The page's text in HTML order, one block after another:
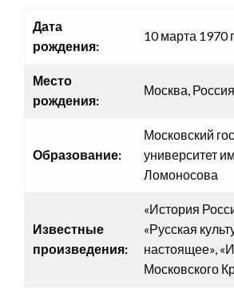
Дата
рождения:
10 марта 1970
Место
рождения:
Москва, Россия
Образование:
Московский
университет
Ломоносова
Известные
произведения:
«История
«Русская
настоящее»,
Московского